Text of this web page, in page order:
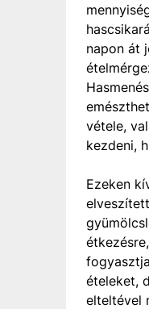
napon át
vétele,
kezdeni,
Ezeken
ételeket,
elteltével